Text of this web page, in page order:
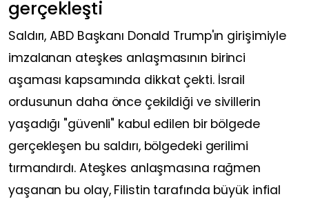
gerçekleşti
Saldırı, ABD Başkanı Donald Trump'ın girişimiyle
imzalanan ateşkes anlaşmasının birinci
aşaması kapsamında dikkat çekti. İsrail
ordusunun daha önce çekildiği ve sivillerin
yaşadığı "güvenli" kabul edilen bir bölgede
gerçekleşen bu saldırı, bölgedeki gerilimi
tırmandırdı. Ateşkes anlaşmasına rağmen
yaşanan bu olay, Filistin tarafında büyük infial